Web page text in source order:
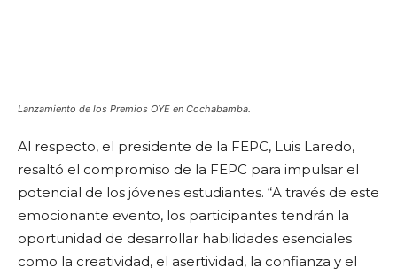
Lanzamiento de los Premios OYE en Cochabamba.
Al respecto, el presidente de la FEPC, Luis Laredo,
resaltó el compromiso de la FEPC para impulsar el
potencial de los jóvenes estudiantes. “A través de este
emocionante evento, los participantes tendrán la
oportunidad de desarrollar habilidades esenciales
como la creatividad, el asertividad, la confianza y el